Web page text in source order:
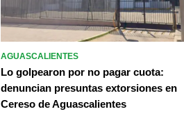
AGUASCALIENTES
Lo golpearon por no pagar cuota:
denuncian presuntas extorsiones en
Cereso de Aguascalientes